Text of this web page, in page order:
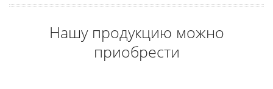
Нашу продукцию можно
приобрести